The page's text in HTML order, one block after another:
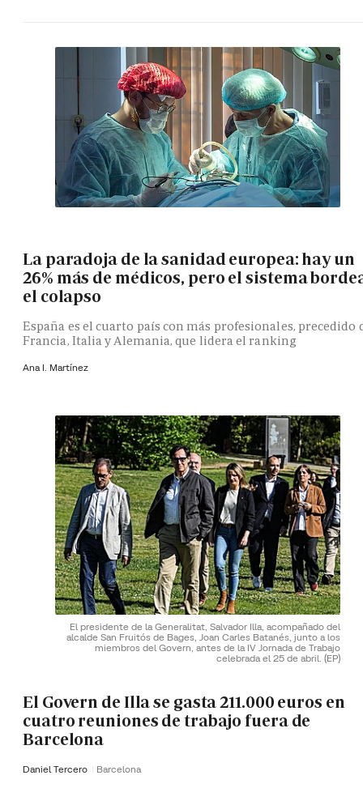
La paradoja de la sanidad europea: hay un
26% más de médicos, pero el sistema
el colapso
España es el cuarto país con más profesionales, precedido
Francia, Italia y Alemania, que lidera el ranking
Ana I. Martínez
El presidente de la Generalitat, Salvador Illa, acompañado del
alcalde San Fruitós de Bages, Joan Carles Batanés, junto a los
miembros del Govern, antes de la IV Jornada de Trabajo
celebrada el 25 de abril. (EP)
El Govern de Illa se gasta 211.000 euros en
cuatro reuniones de trabajo fuera de
Barcelona
Daniel Tercero Barcelona